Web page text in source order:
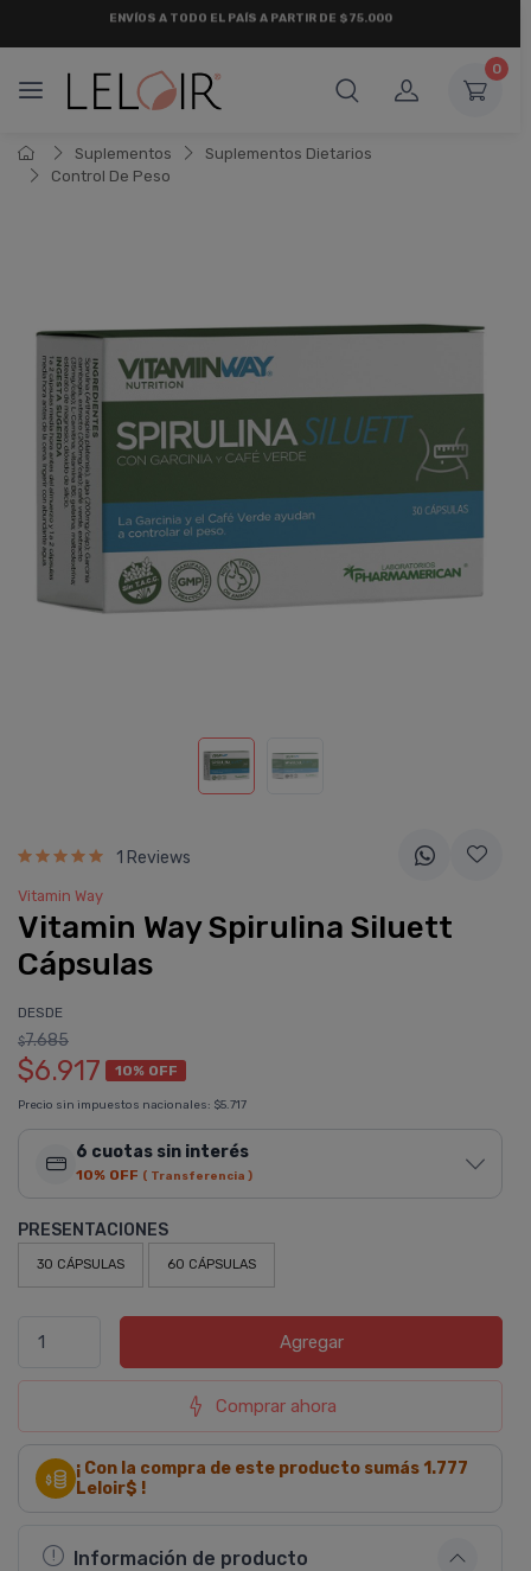
¡ HASTA 6 CUOTAS SIN INTERÉSY 18 CUOTAS FIJAS !
0
Suplementos
Suplementos Dietarios
Control De Peso
1 Reviews
Vitamin Way
Vitamin Way Spirulina Siluett
Cápsulas
DESDE
$7.685
$6.917 10% OFF
Precio sin impuestos nacionales: $5.717
6 cuotas sin interés
10% OFF ( Transferencia )
PRESENTACIONES
30 CÁPSULAS 60 CÁPSULAS
Agregar
Comprar ahora
¡ Con la compra de este producto sumás 1.777
Leloir$ !
Información de producto